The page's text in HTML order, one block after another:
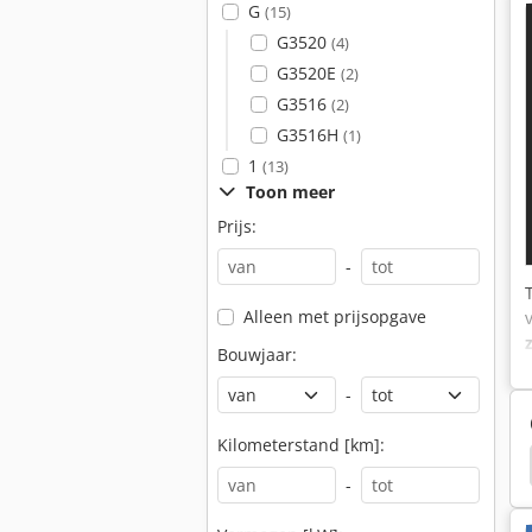
G (15)
G3520 (4)
G3520E (2)
G3516 (2)
G3516H (1)
1 (13)
Toon meer
Prijs:
-
Alleen met prijsopgave
Bouwjaar:
-
Kilometerstand [km]:
-
Liebherr R312 Liebherr G9512